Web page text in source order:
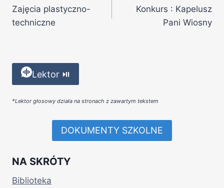
Zajęcia plastyczno-
techniczne
Konkurs : Kapelusz
Pani Wiosny
Lektor ⏯
*Lektor głosowy działa na stronach z zawartym tekstem
DOKUMENTY SZKOLNE
NA SKRÓTY
Biblioteka